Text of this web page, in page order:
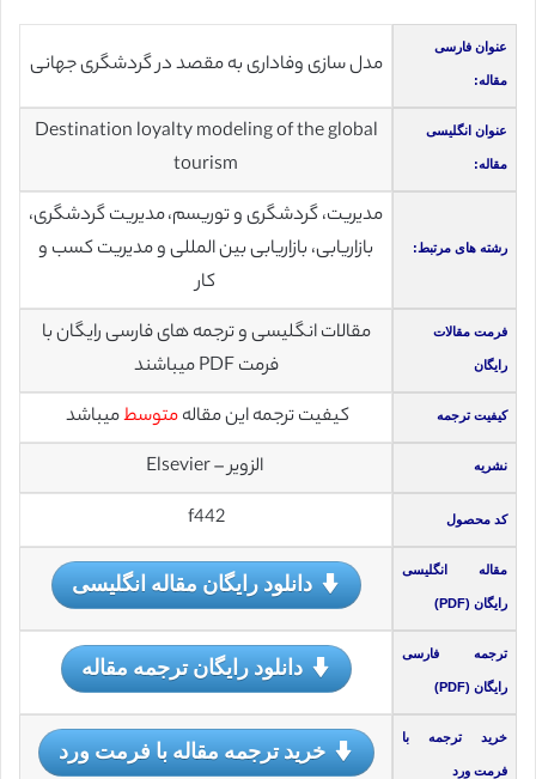
عنوان فارسی
مقاله: مدل سازی وفاداری به مقصد در گردشگری جهانی
عنوان انگلیسی
مقاله:
Destination loyalty modeling of the global
tourism
رشته های مرتبط:
مدیریت، گردشگری و توریسم، مدیریت گردشگری،
بازاریابی، بازاریابی بین المللی و مدیریت کسب و
کار
فرمت مقالات
رایگان
مقالات انگلیسی و ترجمه های فارسی رایگان با
فرمت PDF میباشند
کیفیت ترجمه کیفیت ترجمه این مقالهمتوسطمیباشد
نشریه الزویر – Elsevier
کد محصول f442
مقاله انگلیسی
رایگان (PDF)
دانلود رایگان مقاله انگلیسی
ترجمه فارسی
رایگان (PDF)
دانلود رایگان ترجمه مقاله
خرید ترجمه با
فرمت ورد
خرید ترجمه مقاله با فرمت ورد